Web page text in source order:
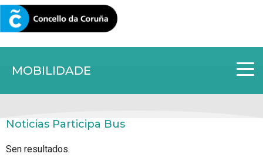
MOBILIDADE
CORUNA.GAL
Noticias Participa Bus
Sen resultados.